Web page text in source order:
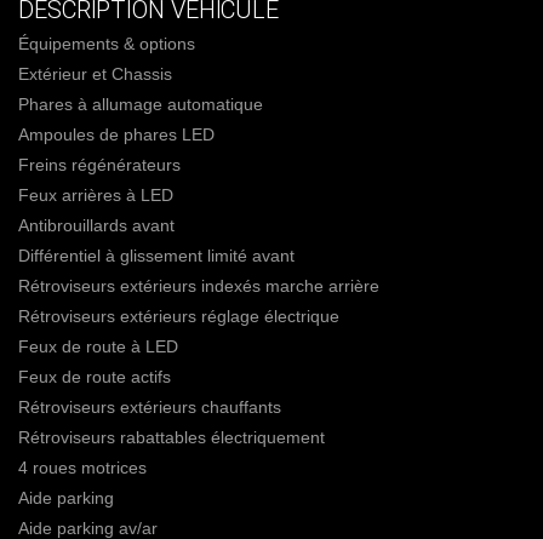
DESCRIPTION VEHICULE
Équipements & options
Extérieur et Chassis
Phares à allumage automatique
Ampoules de phares LED
Freins régénérateurs
Feux arrières à LED
Antibrouillards avant
Différentiel à glissement limité avant
Rétroviseurs extérieurs indexés marche arrière
Rétroviseurs extérieurs réglage électrique
Feux de route à LED
Feux de route actifs
Rétroviseurs extérieurs chauffants
Rétroviseurs rabattables électriquement
4 roues motrices
Aide parking
Aide parking av/ar